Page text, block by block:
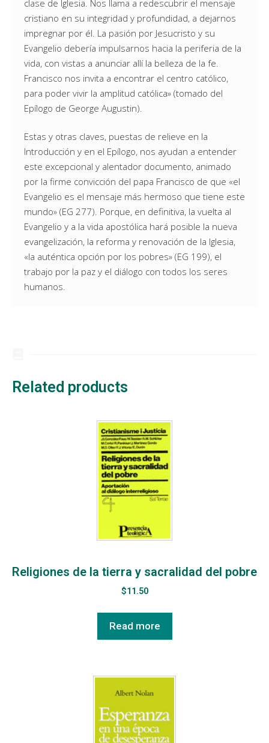
clase de Iglesia. Nos llama a redescubrir el mensaje
cristiano en su integridad y profundidad, a dejarnos
impregnar por él. La pasión por Jesucristo y su
Evangelio debería impulsarnos hacia la periferia de la
vida, con vistas a anunciar allí la belleza de la fe.
Francisco nos invita a encontrar el centro católico,
para poder vivir la amplitud católica» (tomado del
Epílogo de George Augustin).
Estas y otras claves, puestas de relieve en la
Introducción y en el Epílogo, nos ayudan a entender
este excepcional y alentador documento, animado
por la firme convicción del papa Francisco de que «el
Evangelio es el mensaje más hermoso que tiene este
mundo» (EG 277). Porque, en definitiva, la vuelta al
Evangelio y a la vida apostólica hará posible la nueva
evangelización, la reforma y renovación de la Iglesia,
«la auténtica opción por los pobres» (EG 199), el
trabajo por la paz y el diálogo con todos los seres
humanos.
Related products
Religiones de la tierra y sacralidad del pobre
$11.50
Read more